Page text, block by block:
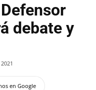
debate y
en Google